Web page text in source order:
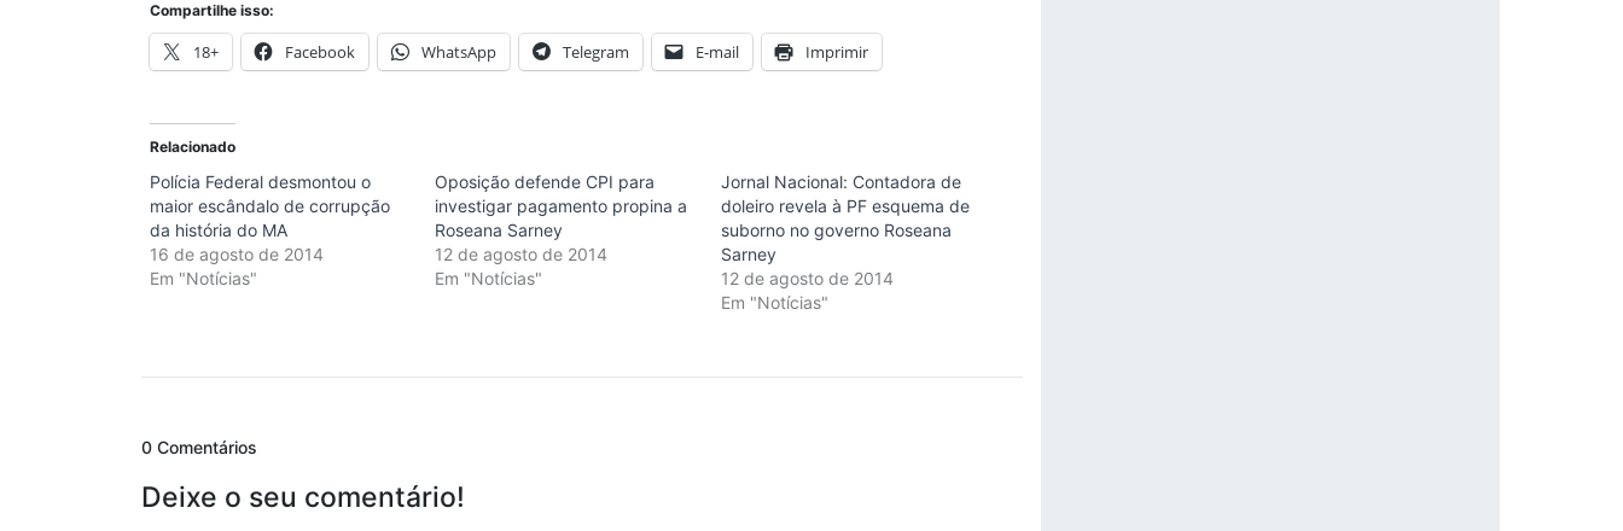
Compartilhe isso:
18+ Facebook WhatsApp Telegram E-mail Imprimir
Relacionado
Polícia Federal desmontou o
maior escândalo de corrupção
da história do MA
16 de agosto de 2014
Em "Notícias"
Oposição defende CPI para
investigar pagamento propina a
Roseana Sarney
12 de agosto de 2014
Em "Notícias"
Jornal Nacional: Contadora de
doleiro revela à PF esquema de
suborno no governo Roseana
Sarney
12 de agosto de 2014
Em "Notícias"
0 Comentários
Deixe o seu comentário!